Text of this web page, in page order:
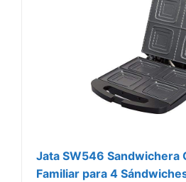
Jata SW546 Sandwichera
Familiar para 4